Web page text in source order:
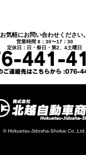
お気軽にお問い合わせください。
営業時間 8：30〜17：30
定休日：日・祭日・第2、4土曜日
© Hokuetsu-Jidosha-Shokai Co.,Ltd.